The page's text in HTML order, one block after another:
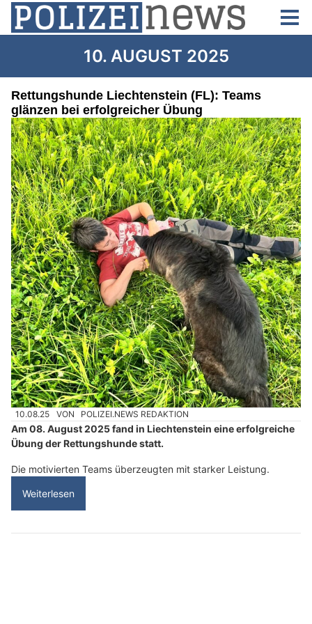
10. AUGUST 2025
Rettungshunde Liechtenstein (FL): Teams
glänzen bei erfolgreicher Übung
10.08.25 VON POLIZEI.NEWS REDAKTION
Am 08. August 2025 fand in Liechtenstein eine erfolgreiche
Übung der Rettungshunde statt.
Die motivierten Teams überzeugten mit starker Leistung.
Weiterlesen